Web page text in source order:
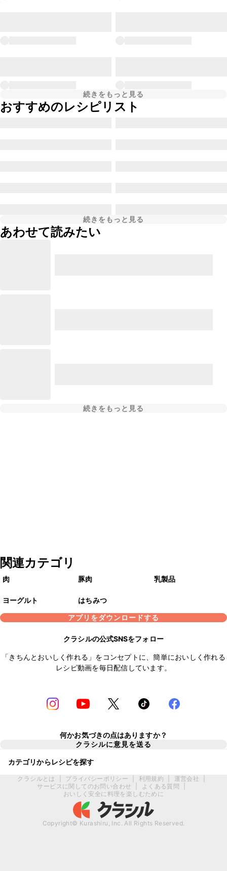
続きをもっと見る
おすすめのレシピリスト
続きをもっと見る
あわせて読みたい
続きをもっと見る
関連カテゴリ
肉 豚肉 乳製品
ヨーグルト
はちみつ
アプリをダウンロードする
クラシルの公式SNSをフォロー
「きちんとおいしく作れる」をコンセプトに、簡単においしく作れる
レシピ動画を毎日配信しています。
何かお気づきの点はありますか？
クラシルに意見を送る
カテゴリからレシピを探す
クラシルとは プライバシーポリシー 利用規約 運営会社
サービスに関してのお問い合わせ
よくある質問
おいしく安全に料理を楽しむために
Copyright© Kurashiru, Inc. All Rights Reserved.